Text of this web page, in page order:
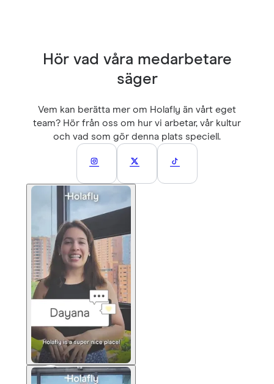
Hör vad våra medarbetare
säger
Vem kan berätta mer om Holafly än vårt eget
team? Hör från oss om hur vi arbetar, vår kultur
och vad som gör denna plats speciell.